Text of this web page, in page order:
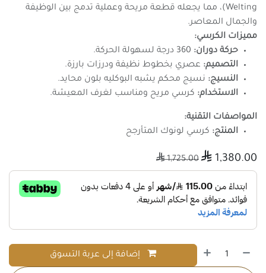
Welting)، مما يجعله قطعة مريحة وعملية تدمج بين الوظيفة
والجمال المعاصر.
مميزات الكرسي:
حركة دوران:
التصميم: عصري بخطوط نظيفة ودرزات بارزة.
النسيج: نسيج محكم يشبه البوكليه بلون محايد.
الاستخدام: كرسي مريح ومناسب لغرف المعيشة.
المواصفات التقنية:
المنتج: كرسي لونوك المتأرجح
1,380.00
1,725.00

إضافة إلى عربة التسوق